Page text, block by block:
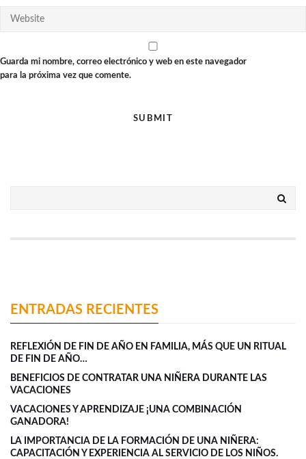
Guarda mi nombre, correo electrónico y web en este navegador
para la próxima vez que comente.
ENTRADAS RECIENTES
REFLEXIÓN DE FIN DE AÑO EN FAMILIA, MÁS QUE UN RITUAL
DE FIN DE AÑO…
BENEFICIOS DE CONTRATAR UNA NIÑERA DURANTE LAS
VACACIONES
VACACIONES Y APRENDIZAJE ¡UNA COMBINACIÓN
GANADORA!
LA IMPORTANCIA DE LA FORMACIÓN DE UNA NIÑERA:
CAPACITACIÓN Y EXPERIENCIA AL SERVICIO DE LOS NIÑOS.